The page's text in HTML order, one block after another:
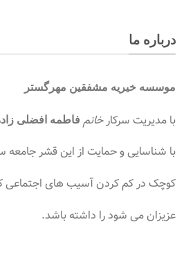
درباره ما
موسسه خیریه مشفقین مهرگستر
با مدیریت سرکارخانم فاطمه افضلی
با شناسایی و حمایت از این قشر
کوچک در کم کردن آسیب های اجتماعی
عزیزان می شود را داشته باشد.